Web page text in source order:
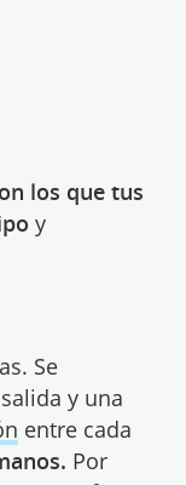
los que tus
y
Se
y una
entre cada
Por